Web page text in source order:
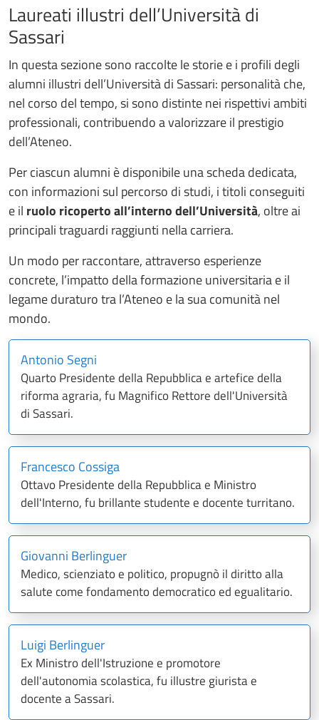
Laureati illustri dell’Università di
Sassari
In questa sezione sono raccolte le storie e i profili degli
alumni illustri dell’Università di Sassari: personalità che,
nel corso del tempo, si sono distinte nei rispettivi ambiti
professionali, contribuendo a valorizzare il prestigio
dell’Ateneo.
Per ciascun alumni è disponibile una scheda dedicata,
con informazioni sul percorso di studi, i titoli conseguiti
e il ruolo ricoperto all’interno dell’Università, oltre ai
principali traguardi raggiunti nella carriera.
Un modo per raccontare, attraverso esperienze
concrete, l’impatto della formazione universitaria e il
legame duraturo tra l’Ateneo e la sua comunità nel
mondo.
Antonio Segni
Quarto Presidente della Repubblica e artefice della
riforma agraria, fu Magnifico Rettore dell'Università
di Sassari.
Francesco Cossiga
Ottavo Presidente della Repubblica e Ministro
dell'Interno, fu brillante studente e docente turritano.
Giovanni Berlinguer
Medico, scienziato e politico, propugnò il diritto alla
salute come fondamento democratico ed egualitario.
Luigi Berlinguer
Ex Ministro dell'Istruzione e promotore
dell'autonomia scolastica, fu illustre giurista e
docente a Sassari.